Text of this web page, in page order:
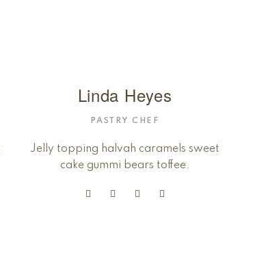
Linda Heyes
PASTRY CHEF
Jelly topping halvah caramels sweet
cake gummi bears toffee.